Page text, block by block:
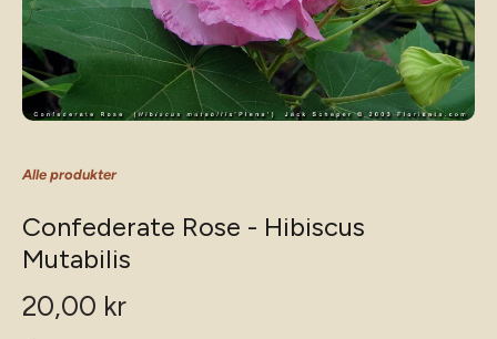
Alle produkter
Confederate Rose - Hibiscus
Mutabilis
20,00 kr